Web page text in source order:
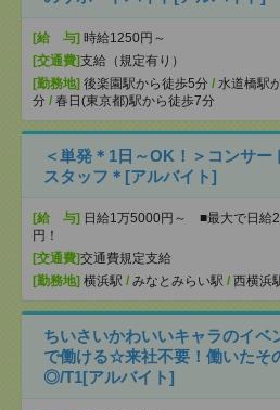
[給 与] 時給1250円～
[交通費]支給（規定有り）
[勤務地] 後楽園駅から徒歩5分 / 水道橋駅
分 / 春日(東京都)駅から徒歩7分
＜単発＊1日～OK！＞コンサー
スタッフ＊[アルバイト]
[給 与] 日給1万5000円～ ■最大で日給
円！
[交通費]交通費規定支給
[勤務地] 横浜駅 / みなとみらい駅 / 西横浜
ちいさいかわいいキャラのイベ
で働ける☆来社不要！働いたそ
◎/T1[アルバイト]